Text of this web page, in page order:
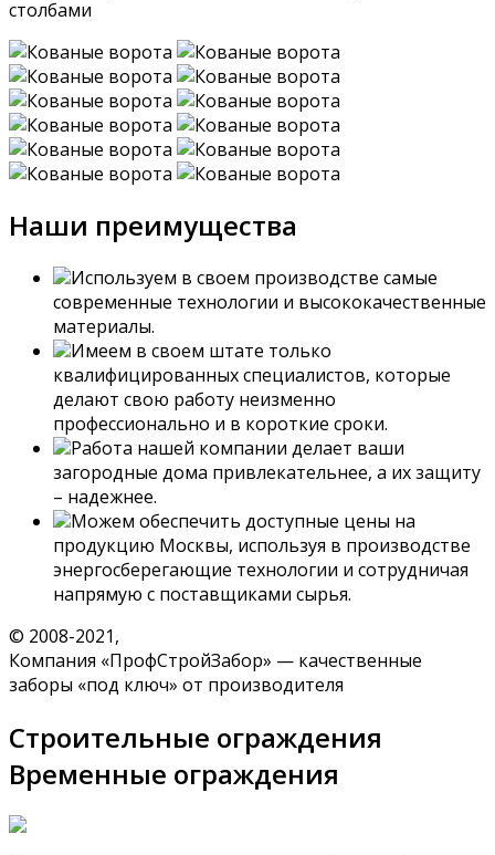
Наши преимущества
Используем в своем производстве самые
современные технологии и высококачественные
материалы.
Имеем в своем штате только
квалифицированных специалистов, которые
делают свою работу неизменно
профессионально и в короткие сроки.
Работа нашей компании делает ваши
загородные дома привлекательнее, а их защиту
– надежнее.
Можем обеспечить доступные цены на
продукцию Москвы, используя в производстве
энергосберегающие технологии и сотрудничая
напрямую с поставщиками сырья.
© 2008-2021,
Компания «ПрофСтройЗабор» — качественные
заборы «под ключ» от производителя
Строительные ограждения
Временные ограждения